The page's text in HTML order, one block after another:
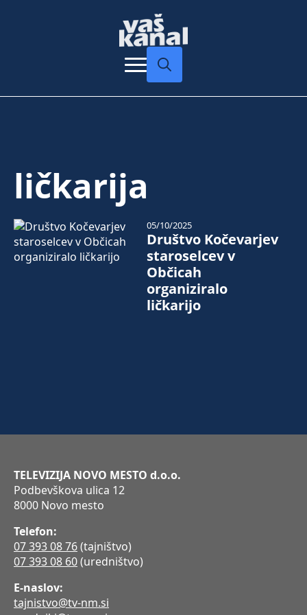
ličkarija
Društvo Kočevarjev
staroselcev v
Občicah
organiziralo
ličkarijo
05/10/2025
TELEVIZIJA NOVO MESTO d.o.o.
Podbevškova ulica 12
8000 Novo mesto
Telefon:
07 393 08 76(tajništvo)
07 393 08 60(uredništvo)
E-naslov:
tajnistvo@tv-nm.si